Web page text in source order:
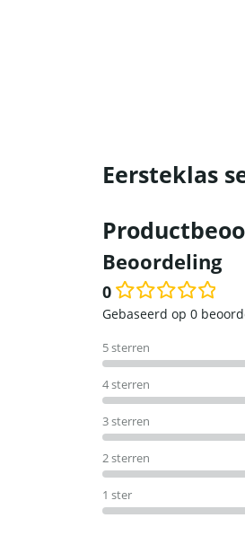
Eersteklas
Beoordeling
0
Waardering
uit
5
Gebaseerd op 0
5 sterren
4 sterren
3 sterren
2 sterren
1 ster